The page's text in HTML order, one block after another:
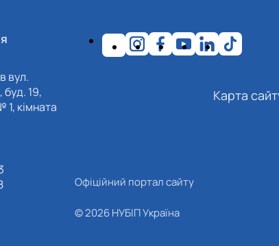
вул.
буд. 19,
кімната
Карта
Офіційний портал сайту
© 2026 НУБІП Україна